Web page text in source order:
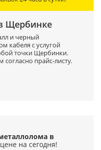
Щербинке
и черный
кабеля с услугой
точки Щербинки.
прайс-листу.
в
на сегодня!